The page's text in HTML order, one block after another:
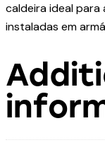
caldeira ideal
instaladas em